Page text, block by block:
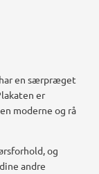
en særpræget
er
moderne og rå
og
andre